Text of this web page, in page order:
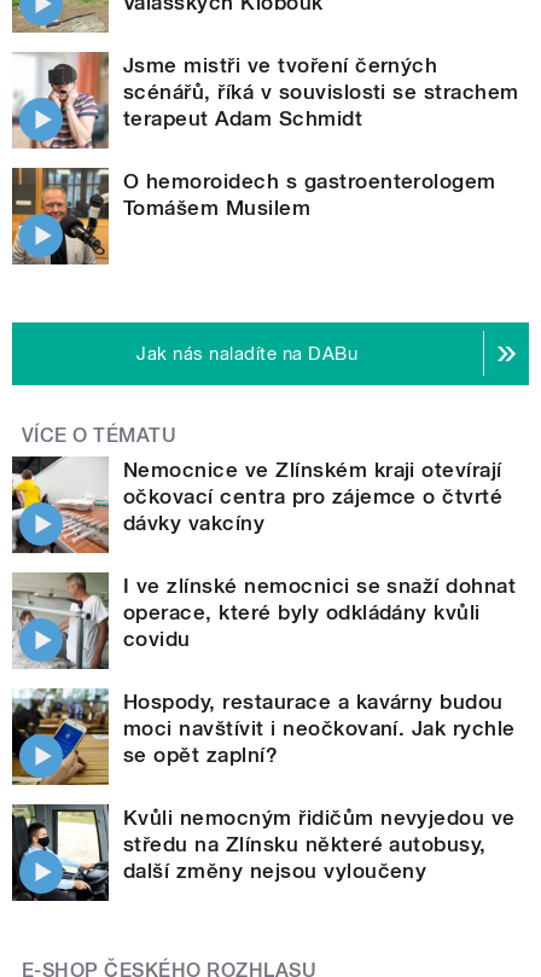
Jsme mistři ve tvoření černých
scénářů, říká v souvislosti se strachem
terapeut Adam Schmidt
O hemoroidech s gastroenterologem
Tomášem Musilem
Jak nás naladíte na DABu
VÍCE O TÉMATU
Nemocnice ve Zlínském kraji otevírají
očkovací centra pro zájemce o čtvrté
dávky vakcíny
I ve zlínské nemocnici se snaží dohnat
operace, které byly odkládány kvůli
covidu
Hospody, restaurace a kavárny budou
moci navštívit i neočkovaní. Jak rychle
se opět zaplní?
Kvůli nemocným řidičům nevyjedou ve
středu na Zlínsku některé autobusy,
další změny nejsou vyloučeny
E-SHOP ČESKÉHO ROZHLASU